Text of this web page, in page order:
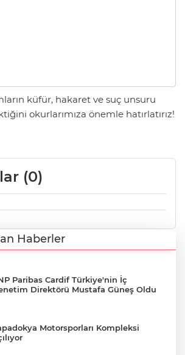
küfür, hakaret ve suç unsuru
okurlarımıza önemle hatırlatırız!
(0)
Haberler
Paribas Cardif Türkiye'nin İç
Direktörü Mustafa Güneş Oldu
Motorsporları Kompleksi